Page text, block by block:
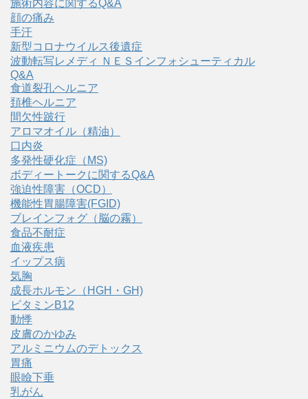
施術内容に関するQ&A
顔の痛み
手汗
新型コロナウイルス後遺症
波動転写レメディ ＮＥＳインフォシューティカル
Q&A
食道裂孔ヘルニア
頚椎ヘルニア
間欠性跛行
アロマオイル（精油）
口内炎
多発性硬化症（MS)
ボディートークに関するQ&A
強迫性障害（OCD）
機能性胃腸障害(FGID)
ブレインフォグ（脳の霧）
食品不耐症
血液疾患
イップス病
気胸
成長ホルモン（HGH・GH)
ビタミンB12
動悸
皮膚のかゆみ
アルミニウムのデトックス
胃痛
眼瞼下垂
乳がん